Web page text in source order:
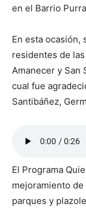
en el Barrio
En esta ocasión,
residentes de
Amanecer y San
cual fue
Santibáñez,
El Programa
mejoramiento
parques y